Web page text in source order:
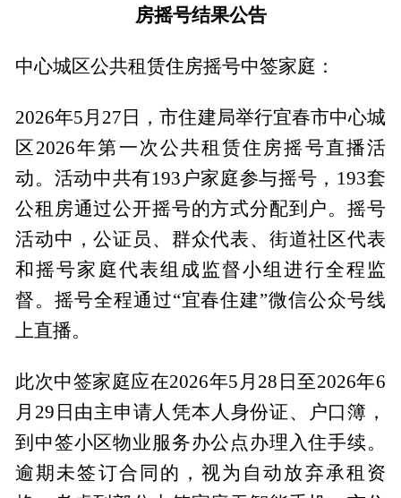
房摇号结果公告
中心城区公共租赁住房摇号中签家庭：
2026年5月27日，市住建局举行宜春市中心城
区2026年第一次公共租赁住房摇号直播活
动。活动中共有193户家庭参与摇号，193套
公租房通过公开摇号的方式分配到户。摇号
活动中，公证员、群众代表、街道社区代表
和摇号家庭代表组成监督小组进行全程监
督。摇号全程通过“宜春住建”微信公众号线
上直播。
此次中签家庭应在2026年5月28日至2026年6
月29日由主申请人凭本人身份证、户口簿，
到中签小区物业服务办公点办理入住手续。
逾期未签订合同的，视为自动放弃承租资